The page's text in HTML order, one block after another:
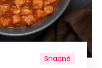
Snadné